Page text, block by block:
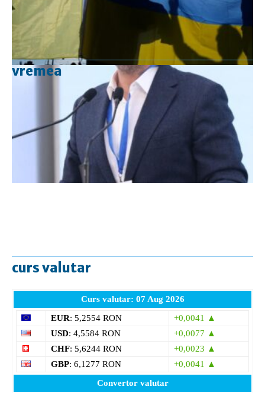
vremea
curs valutar
Curs valutar: 07 Aug 2026
EUR: 5,2554 RON
+0,0041 ▲
USD: 4,5584 RON
+0,0077 ▲
CHF: 5,6244 RON
+0,0023 ▲
GBP: 6,1277 RON
+0,0041 ▲
Convertor valutar